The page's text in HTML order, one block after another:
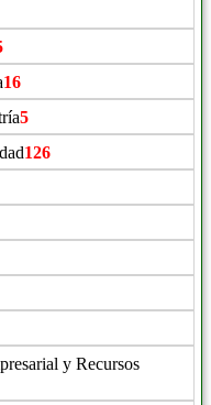
16
5
126
y Recursos